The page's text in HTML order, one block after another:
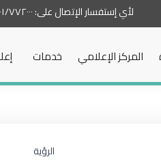
لأي إستفسار الإتصال على:٠١/٧٧٢٠٠٠
المركز الإعلامي خدمات
الرؤية